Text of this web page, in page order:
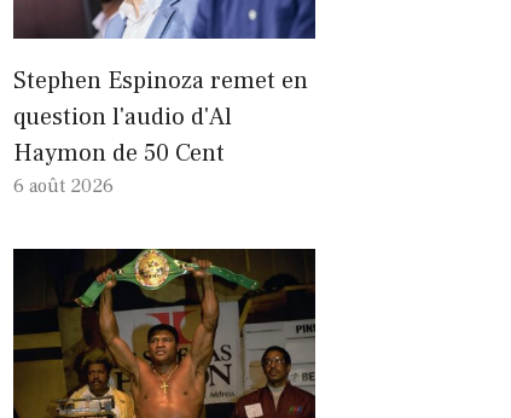
Stephen Espinoza remet en
question l'audio d'Al
Haymon de 50 Cent
6 août 2026